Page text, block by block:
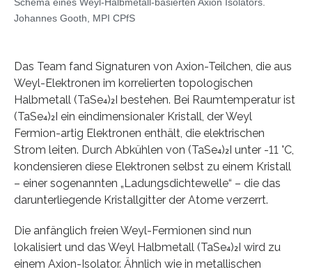
Johannes Gooth, MPI CPfS
Das Team fand Signaturen von Axion-Teilchen, die aus
Weyl-Elektronen im korrelierten topologischen
Halbmetall (TaSe₄)₂I bestehen. Bei Raumtemperatur ist
(TaSe₄)₂I ein eindimensionaler Kristall, der Weyl
Fermion-artig Elektronen enthält, die elektrischen
Strom leiten. Durch Abkühlen von (TaSe₄)₂I unter -11 °C,
kondensieren diese Elektronen selbst zu einem Kristall
– einer sogenannten „Ladungsdichtewelle“ – die das
darunterliegende Kristallgitter der Atome verzerrt.
Die anfänglich freien Weyl-Fermionen sind nun
lokalisiert und das Weyl Halbmetall (TaSe₄)₂I wird zu
einem Axion-Isolator. Ähnlich wie in metallischen